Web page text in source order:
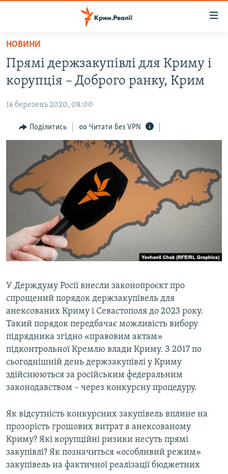
Перейти
основного
матеріалу
Перейти
до
навігації
Перейти
пошуку
ВОДА.КРИМ
ВІДЕО ТА ФОТО
ПОЛІТИКА
БЛОГИ
ІНТЕРВ'Ю
ВСЕ ЗА ДЕНЬ
СПЕЦПРОЕКТИ
ДЕПОРТАЦІЯ
ВІДЕОУРОКИ «ELIFBE»
СВІДЧЕННЯ ОКУПАЦІЇ
ІНФОГРАФІКА
ЯК ОБІЙТИ БЛОКУВАННЯ
Русский
Qırımtatar
ДОЛУЧАЙСЯ!
Усі сайти RFE/RL
НОВИНИ
Прямі держзакупівлі для Криму і
корупція – Доброго ранку, Крим
16 березень 2020, 08:00
Поділитись Читати без VPN
У Держдуму Росії внесли законопроєкт про
спрощений порядок держзакупівель для
анексованих Криму і Севастополя до 2023 року.
Такий порядок передбачає можливість вибору
підрядника згідно «правовим актам»
підконтрольної Кремлю влади Криму. З 2017 по
сьогоднішній день держзакупівлі у Криму
здійснюються за російським федеральним
законодавством – через конкурсну процедуру.
Як відсутність конкурсних закупівель вплине на
прозорість грошових витрат в анексованому
Криму? Які корупційні ризики несуть прямі
закупівлі? Як позначиться «особливий режим»
закупівель на фактичної реалізації бюджетних